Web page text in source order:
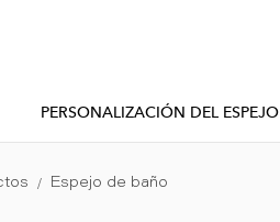
PERSONALIZACIÓN DEL ESPEJO
Espejo de baño